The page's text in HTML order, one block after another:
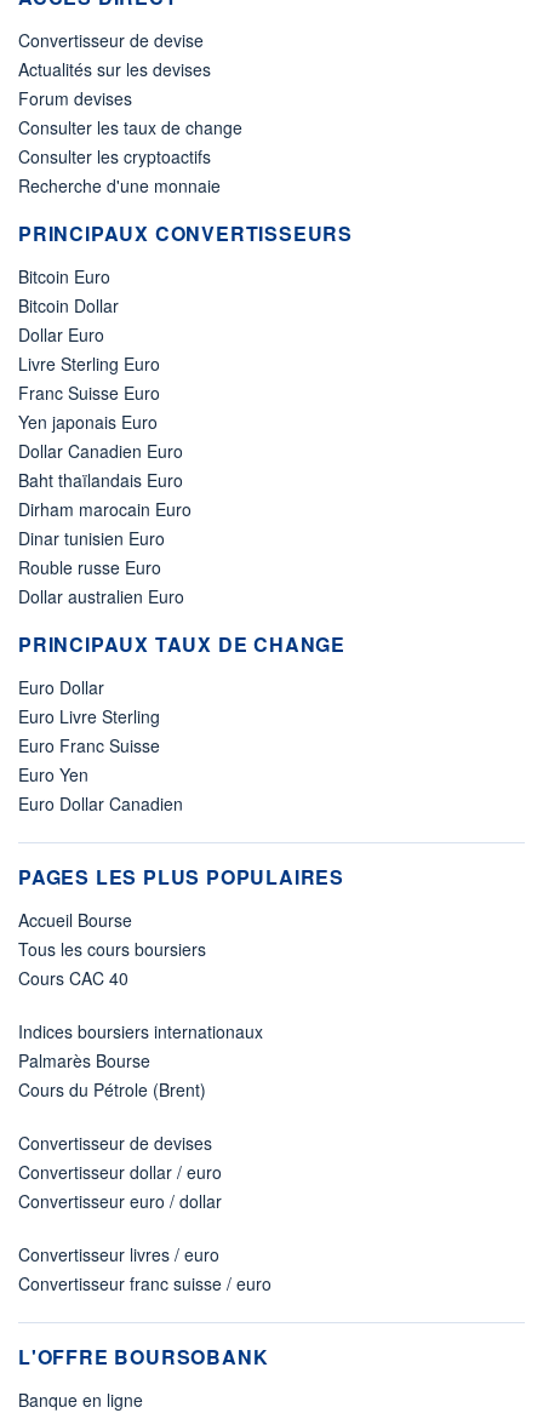
Convertisseur de devise
Actualités sur les devises
Forum devises
Consulter les taux de change
Consulter les cryptoactifs
Recherche d'une monnaie
PRINCIPAUX CONVERTISSEURS
Bitcoin Euro
Bitcoin Dollar
Dollar Euro
Livre Sterling Euro
Franc Suisse Euro
Yen japonais Euro
Dollar Canadien Euro
Baht thaïlandais Euro
Dirham marocain Euro
Dinar tunisien Euro
Rouble russe Euro
Dollar australien Euro
PRINCIPAUX TAUX DE CHANGE
Euro Dollar
Euro Livre Sterling
Euro Franc Suisse
Euro Yen
Euro Dollar Canadien
PAGES LES PLUS POPULAIRES
Accueil Bourse
Tous les cours boursiers
Cours CAC 40
Indices boursiers internationaux
Palmarès Bourse
Cours du Pétrole (Brent)
Convertisseur de devises
Convertisseur dollar / euro
Convertisseur euro / dollar
Convertisseur livres / euro
Convertisseur franc suisse / euro
L'OFFRE BOURSOBANK
Banque en ligne